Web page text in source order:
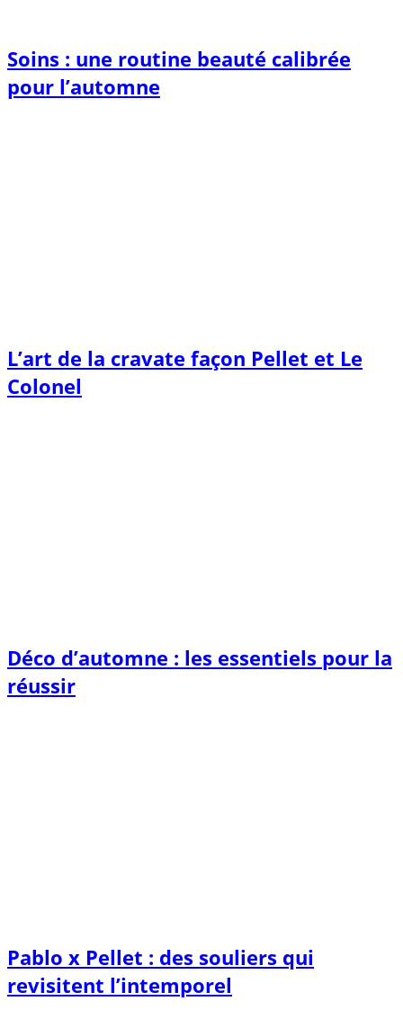
Soins : une routine beauté calibrée
pour l’automne
L’art de la cravate façon Pellet et Le
Colonel
Déco d’automne : les essentiels pour la
réussir
Pablo x Pellet : des souliers qui
revisitent l’intemporel